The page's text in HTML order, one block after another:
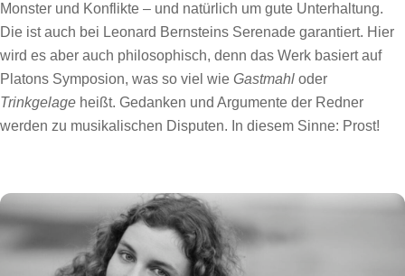
Monster und Konflikte – und natürlich um gute Unterhaltung.
Die ist auch bei Leonard Bernsteins Serenade garantiert. Hier
wird es aber auch philosophisch, denn das Werk basiert auf
Platons Symposion, was so viel wie Gastmahl oder
Trinkgelage heißt. Gedanken und Argumente der Redner
werden zu musikalischen Disputen. In diesem Sinne: Prost!